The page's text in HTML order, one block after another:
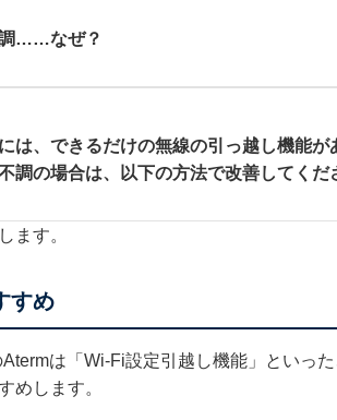
調……なぜ？
は、できるだけの無線の引っ越し機能が
調の場合は、以下の方法で改善してくだ
ます。
すめ
は「Wi-Fi設定引越し機能」といっ
めします。